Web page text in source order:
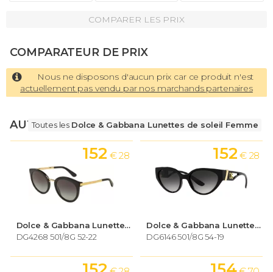
COMPARER LES PRIX
COMPARATEUR DE PRIX
Nous ne disposons d'aucun prix car ce produit n'est
actuellement pas vendu par nos marchands partenaires
AUTRES LUNETTES
Toutes les Dolce & Gabbana Lunettes de soleil Femme
Dolce & Gabbana Lunettes de soleil Femme
DG4268 501/8G 52-22
152 € 28
Dolce & Gabbana Lunettes de soleil Femme
DG6146 501/8G 54-19
152 € 28